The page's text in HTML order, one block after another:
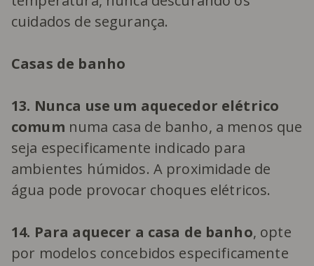
cuidados de segurança.
Casas de banho
13. Nunca use um aquecedor elétrico
comum numa casa de banho, a menos que
seja especificamente indicado para
ambientes húmidos. A proximidade de
água pode provocar choques elétricos.
14. Para aquecer a casa de banho, opte
por modelos concebidos especificamente